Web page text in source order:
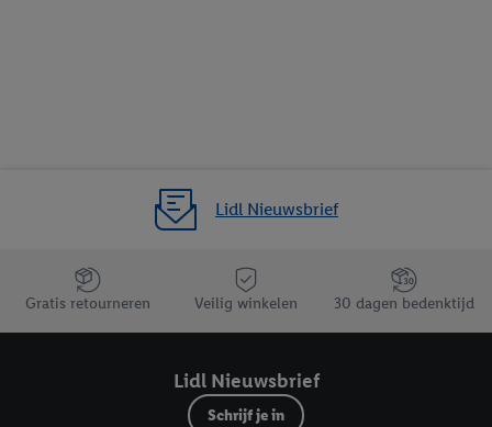
Lidl Nieuwsbrief
Jouw voordelen bij ons als Lidl webshop klant
Gratis retourneren Veilig winkelen 30 dagen bedenktijd
Lidl Nieuwsbrief
Schrijf je in